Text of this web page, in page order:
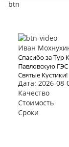
Иван
Спасибо за Тур
Павловскую
Святые
доверяли
karttrvel и оба
отлично!
маленьким
выбору тура
Дата: 2026-08-
Качество
Стоимость
Сроки